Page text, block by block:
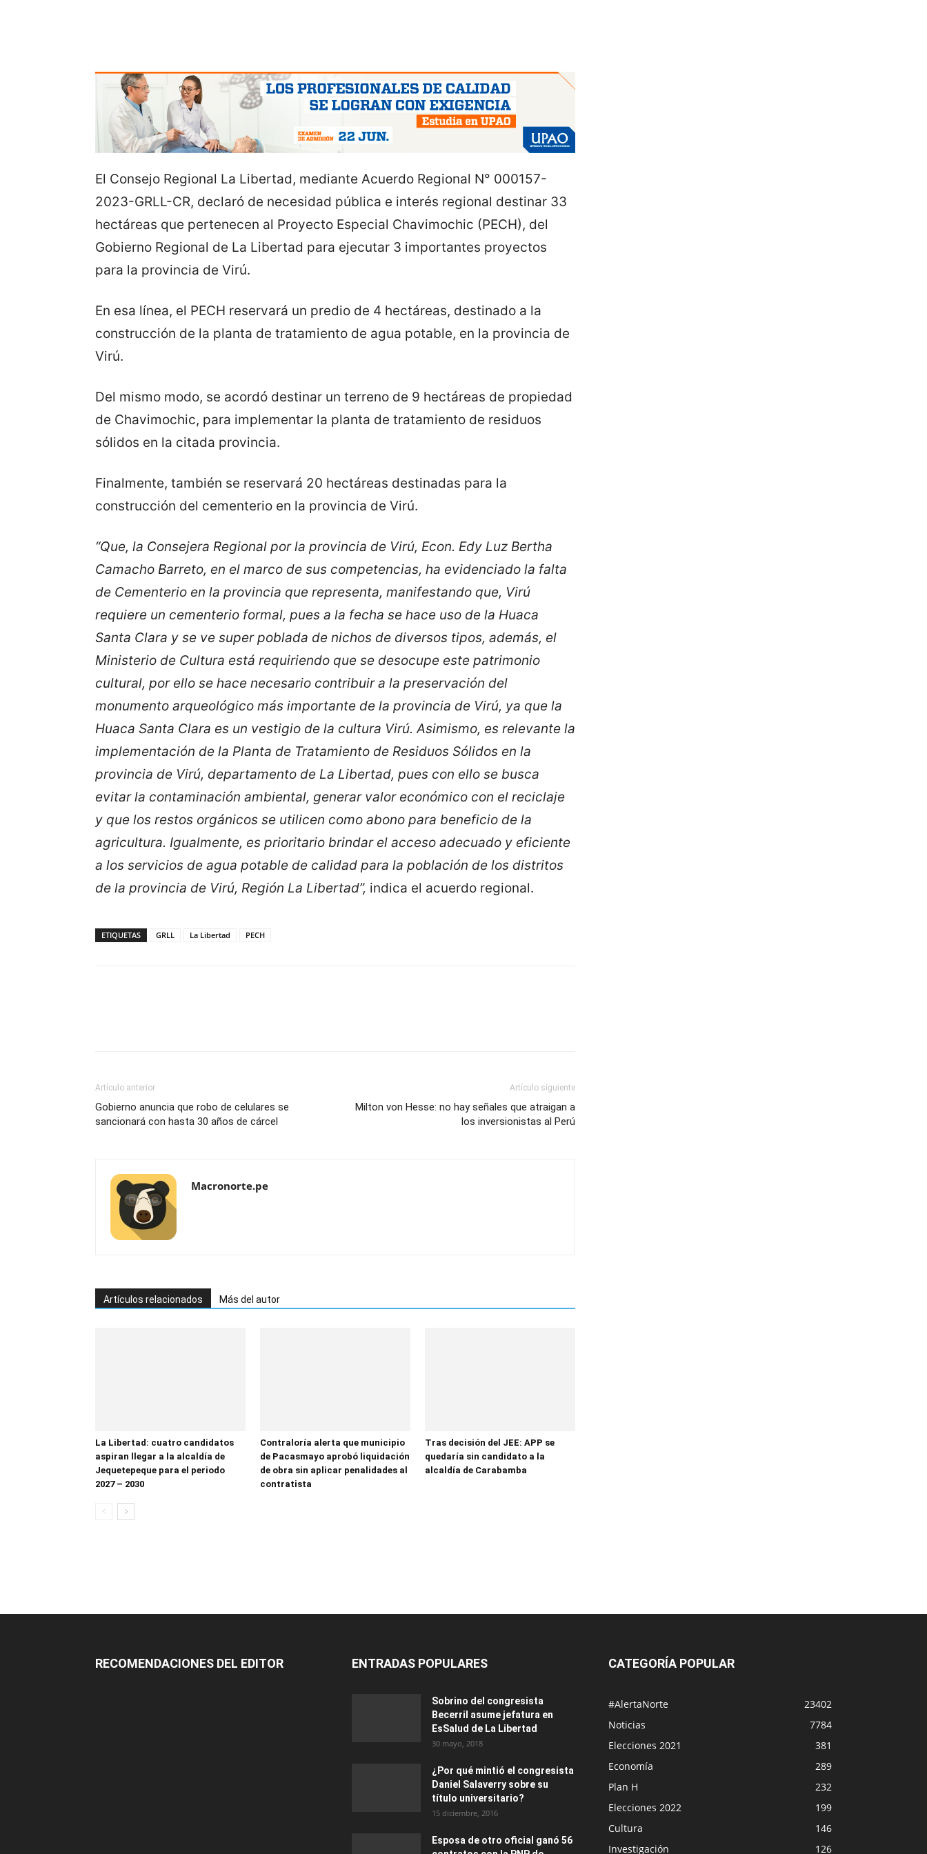
El Consejo Regional La Libertad, mediante Acuerdo Regional N° 000157-
2023-GRLL-CR, declaró de necesidad pública e interés regional destinar 33
hectáreas que pertenecen al Proyecto Especial Chavimochic (PECH), del
Gobierno Regional de La Libertad para ejecutar 3 importantes proyectos
para la provincia de Virú.
En esa línea, el PECH reservará un predio de 4 hectáreas, destinado a la
construcción de la planta de tratamiento de agua potable, en la provincia de
Virú.
Del mismo modo, se acordó destinar un terreno de 9 hectáreas de propiedad
de Chavimochic, para implementar la planta de tratamiento de residuos
sólidos en la citada provincia.
Finalmente, también se reservará 20 hectáreas destinadas para la
construcción del cementerio en la provincia de Virú.
“Que, la Consejera Regional por la provincia de Virú, Econ. Edy Luz Bertha
Camacho Barreto, en el marco de sus competencias, ha evidenciado la falta
de Cementerio en la provincia que representa, manifestando que, Virú
requiere un cementerio formal, pues a la fecha se hace uso de la Huaca
Santa Clara y se ve super poblada de nichos de diversos tipos, además, el
Ministerio de Cultura está requiriendo que se desocupe este patrimonio
cultural, por ello se hace necesario contribuir a la preservación del
monumento arqueológico más importante de la provincia de Virú, ya que la
Huaca Santa Clara es un vestigio de la cultura Virú. Asimismo, es relevante la
implementación de la Planta de Tratamiento de Residuos Sólidos en la
provincia de Virú, departamento de La Libertad, pues con ello se busca
evitar la contaminación ambiental, generar valor económico con el reciclaje
y que los restos orgánicos se utilicen como abono para beneficio de la
agricultura. Igualmente, es prioritario brindar el acceso adecuado y eficiente
a los servicios de agua potable de calidad para la población de los distritos
de la provincia de Virú, Región La Libertad”, indica el acuerdo regional.
ETIQUETAS GRLL La Libertad PECH
Artículo anterior
Gobierno anuncia que robo de celulares se
sancionará con hasta 30 años de cárcel
Artículo siguiente
Milton von Hesse: no hay señales que atraigan a
los inversionistas al Perú
Macronorte.pe
Artículos relacionados Más del autor
La Libertad: cuatro candidatos
aspiran llegar a la alcaldía de
Jequetepeque para el periodo
2027 – 2030
Contraloría alerta que municipio
de Pacasmayo aprobó liquidación
de obra sin aplicar penalidades al
contratista
Tras decisión del JEE: APP se
quedaría sin candidato a la
alcaldía de Carabamba
RECOMENDACIONES DEL EDITOR ENTRADAS POPULARES
Sobrino del congresista
Becerril asume jefatura en
EsSalud de La Libertad
30 mayo, 2018
¿Por qué mintió el congresista
Daniel Salaverry sobre su
título universitario?
15 diciembre, 2016
Esposa de otro oficial ganó 56
CATEGORÍA POPULAR
#AlertaNorte
23402
Noticias
7784
Elecciones 2021
381
Economía
289
Plan H
232
Elecciones 2022
199
Cultura
146
Investigación
126